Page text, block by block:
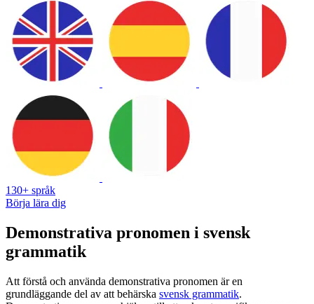
130+ språk
Börja lära dig
Demonstrativa pronomen i svensk
grammatik
Att förstå och använda demonstrativa pronomen är en
grundläggande del av att behärska svensk grammatik.